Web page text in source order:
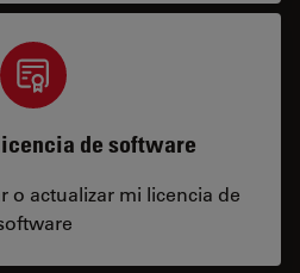
de software
o actualizar mi licencia de